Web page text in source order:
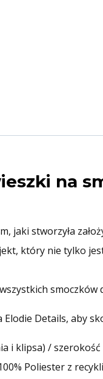
na
jaki stworzyła
który nie tylko
Details, aby
i klipsa) / szerokość
Poliester z